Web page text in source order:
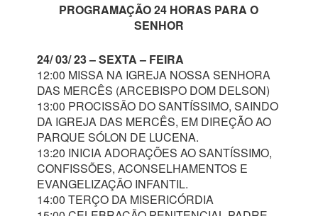
PROGRAMAÇÃO 24 HORAS PARA O
SENHOR
24/ 03/ 23 – SEXTA – FEIRA
12:00 MISSA NA IGREJA NOSSA SENHORA
DAS MERCÊS (ARCEBISPO DOM DELSON)
13:00 PROCISSÃO DO SANTÍSSIMO, SAINDO
DA IGREJA DAS MERCÊS, EM DIREÇÃO AO
PARQUE SÓLON DE LUCENA.
13:20 INICIA ADORAÇÕES AO SANTÍSSIMO,
CONFISSÕES, ACONSELHAMENTOS E
EVANGELIZAÇÃO INFANTIL.
14:00 TERÇO DA MISERICÓRDIA